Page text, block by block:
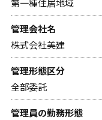
第一種住居地域
管理会社名
株式会社美建
管理形態区分
全部委託
管理員の勤務形態